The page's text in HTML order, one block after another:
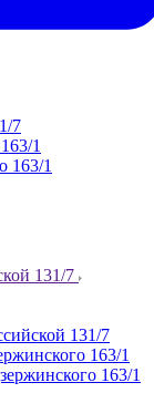
7
1
163/1
131/7
131/7
163/1
163/1